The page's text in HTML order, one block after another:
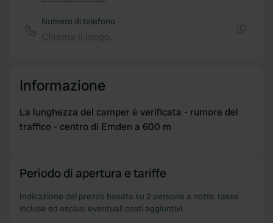
Numero di telefono
Informazione
La lunghezza del camper è verificata - rumore del
traffico - centro di Emden a 600 m
Periodo di apertura e tariffe
Indicazione del prezzo basata su 2 persone a notte, tasse
incluse ed esclusi eventuali costi aggiuntivi.